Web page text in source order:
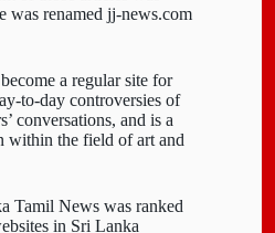
was renamed jj-news.com
a regular site for
to-day controversies of
conversations, and is a
within the field of art and
Tamil News was ranked
in Sri Lanka